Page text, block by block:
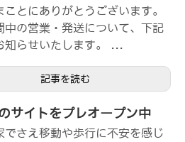
ことにありがとうございます。
中の営業・発送について、下記
知らせいたします。 ...
記事を読む
サイトをプレオープン中
でさえ移動や歩行に不安を感じ